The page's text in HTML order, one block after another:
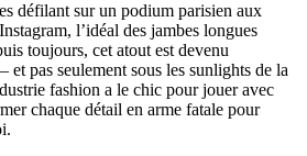
défilant sur un podium parisien aux
l’idéal des jambes longues
toujours, cet atout est devenu
– et pas seulement sous les sunlights de la
fashion a le chic pour jouer avec
chaque détail en arme fatale pour